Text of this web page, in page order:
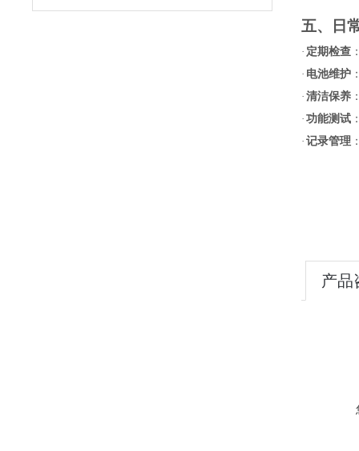
五、日
· 定期检查
· 电池维护
· 清洁保养
· 功能测试
· 记录管理
产品